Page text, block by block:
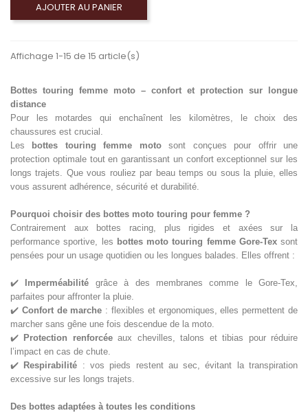
AJOUTER AU PANIER
Affichage 1-15 de 15 article(s)
Bottes touring femme moto – confort et protection sur longue
distance
Pour les motardes qui enchaînent les kilomètres, le choix des
chaussures est crucial.
Les
bottes touring femme motosont conçues pour offrir une
protection optimale tout en garantissant un confort exceptionnel sur les
longs trajets. Que vous rouliez par beau temps ou sous la pluie, elles
vous assurent adhérence, sécurité et durabilité.
Pourquoi choisir des bottes moto touring pour femme ?
Contrairement aux bottes racing, plus rigides et axées sur la
performance sportive, les bottes moto touring femme Gore-Texsont
pensées pour un usage quotidien ou les longues balades. Elles offrent :
✔️ Imperméabilité grâce à des membranes comme le Gore-Tex,
parfaites pour affronter la pluie.
✔️ Confort de marche : flexibles et ergonomiques, elles permettent de
marcher sans gêne une fois descendue de la moto.
✔️ Protection renforcéeaux chevilles, talons et tibias pour réduire
l’impact en cas de chute.
✔️ Respirabilité : vos pieds restent au sec, évitant la transpiration
excessive sur les longs trajets.
Des bottes adaptées à toutes les conditions